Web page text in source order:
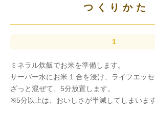
つくりかた
ミネラル炊飯でお米を準備します。
サーバー水にお米 1 合を浸け、ライフエッセ
ざっと混ぜて、5分放置します。
※5分以上は、おいしさが半減してしまいます